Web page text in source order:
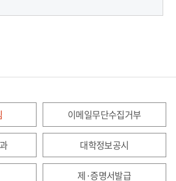
이메일무단수집거부
대학정보공시
제·증명서발급